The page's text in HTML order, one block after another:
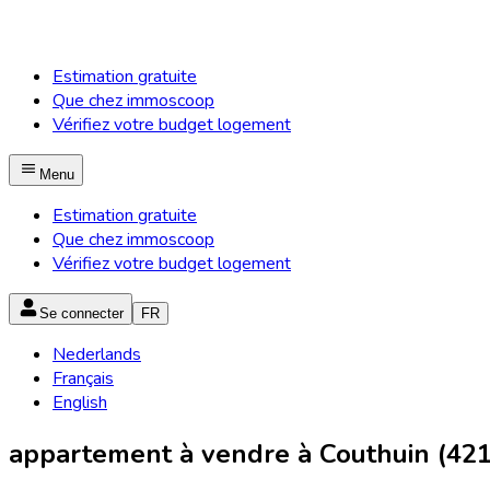
Estimation gratuite
Que chez immoscoop
Vérifiez votre budget logement
Menu
Estimation gratuite
Que chez immoscoop
Vérifiez votre budget logement
Se connecter FR
Nederlands
Français
English
appartement à vendre à Couthuin